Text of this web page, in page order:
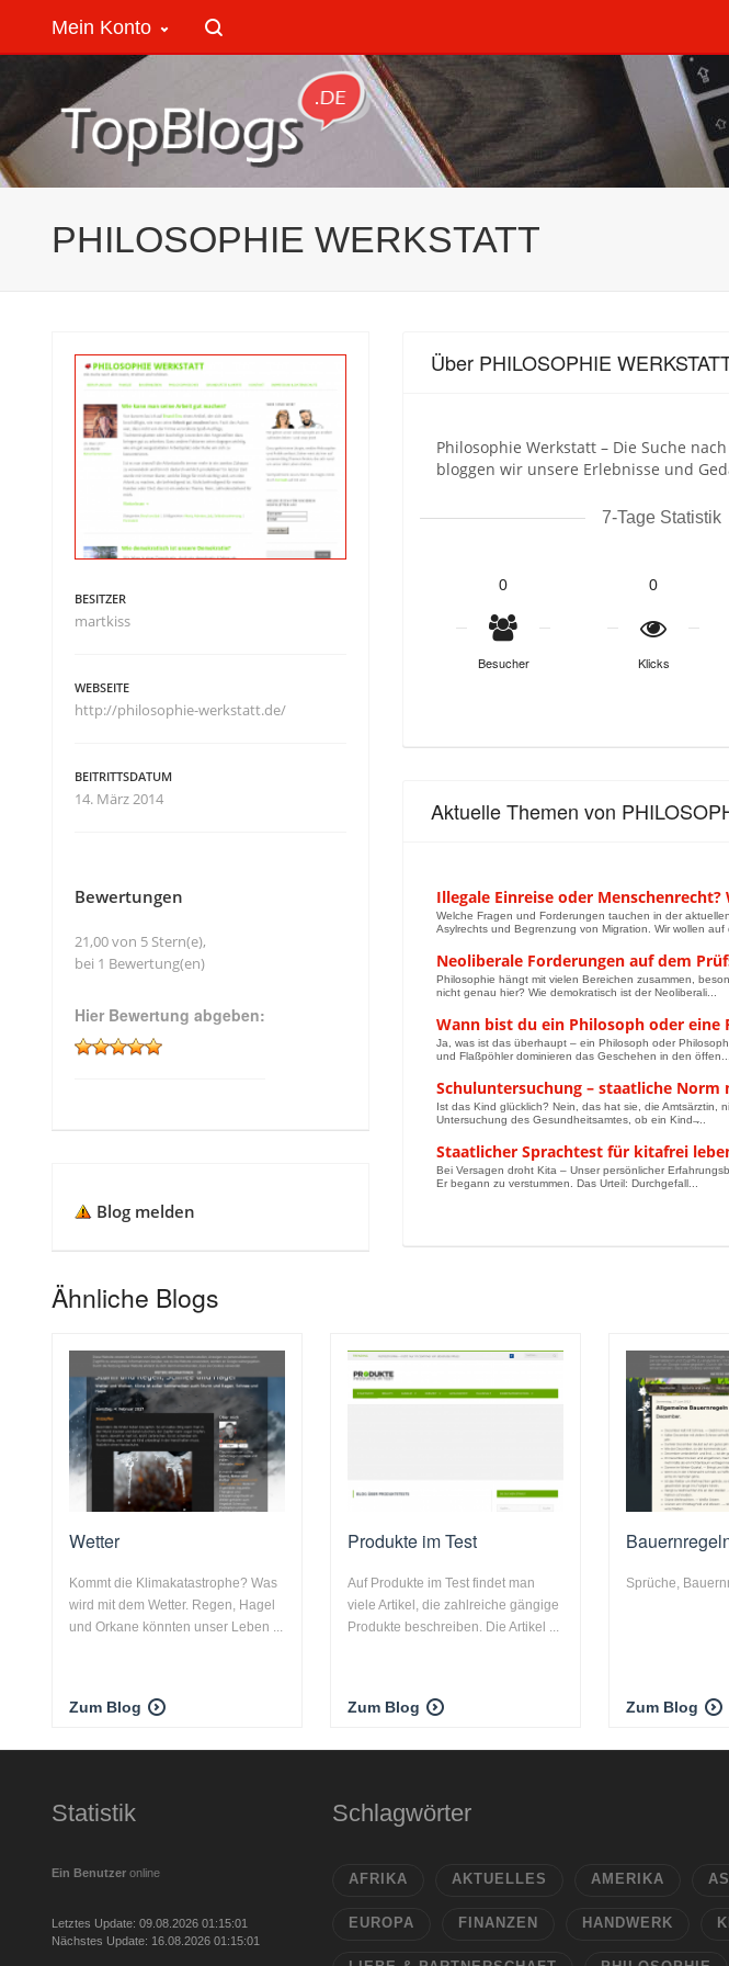
Mein Konto
PHILOSOPHIE WERKSTATT
Über PHILOSOPHIE
Philosophie Werkstatt – Die Suche
bloggen wir unsere Erlebnisse und
7-Tage Statistik
0
Besucher
0
Klicks
Aktuelle Themen von
Illegale Einreise oder
Welche Fragen und Forderungen tauchen in der
Asylrechts und Begrenzung von Migration. Wir wollen auf
Neoliberale Forderungen auf dem
Philosophie hängt mit vielen Bereichen zusammen,
nicht genau hier? Wie demokratisch ist der Neoliberali...
Wann bist du ein Philosoph oder
Ja, was ist das überhaupt – ein Philosoph oder
und Flaßpöhler dominieren das Geschehen in den öffen...
Schuluntersuchung – staatliche Norm
Ist das Kind glücklich? Nein, das hat sie, die Amtsärztin,
Untersuchung des Gesundheitsamtes, ob ein Kind ̶...
Staatlicher Sprachtest für kitafrei
Bei Versagen droht Kita – Unser persönlicher
Er begann zu verstummen. Das Urteil: Durchgefall...
BESITZER
martkiss
WEBSEITE
http://philosophie-werkstatt.de/
BEITRITTSDATUM
14. März 2014
Bewertungen
21,00 von 5 Stern(e),
bei 1 Bewertung(en)
Hier Bewertung abgeben:
Blog melden
Ähnliche Blogs
Wetter
Kommt die Klimakatastrophe? Was
wird mit dem Wetter. Regen, Hagel
und Orkane könnten unser Leben ...
Zum Blog
Produkte im Test
Auf Produkte im Test findet man
viele Artikel, die zahlreiche gängige
Produkte beschreiben. Die Artikel ...
Zum Blog
Sprüche,
Zum Blog
Statistik
Ein Benutzer online
Letztes Update: 09.08.2026 01:15:01
Nächstes Update: 16.08.2026 01:15:01
Schlagwörter
AFRIKA AKTUELLES AMERIKA
EUROPA FINANZEN HANDWERK